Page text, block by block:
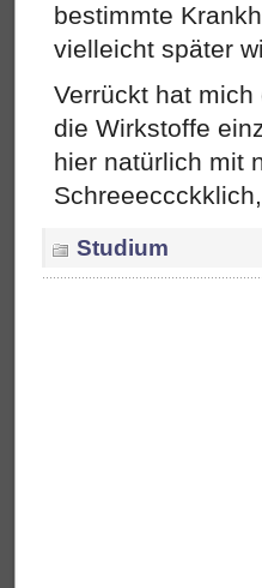
bestimmte
vielleicht später
Verrückt hat
die Wirkstoffe
hier natürlich mit
Studium